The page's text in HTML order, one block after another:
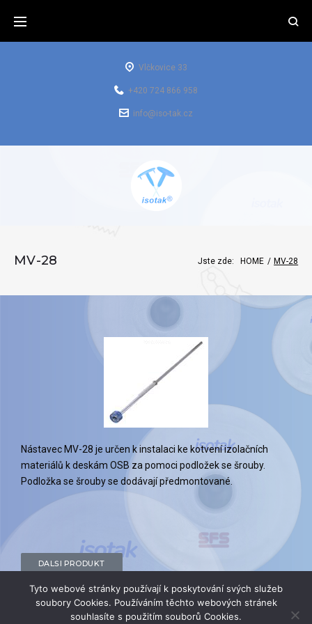
Vlčkovice 33
+420 724 866 958
info@iso-tak.cz
MV-28 Jste zde: HOME / MV-28
Nástavec MV-28 je určen k instalaci ke kotvení izolačních
materiálů k deskám OSB za pomoci podložek se šrouby.
Podložka se šrouby se dodávají předmontované.
DALŠÍ PRODUKT
Tyto webové stránky používají k poskytování svých služeb
soubory Cookies. Používáním těchto webových stránek
souhlasíte s použitím souborů Cookies.